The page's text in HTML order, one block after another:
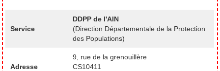
Service
DDPP de l'AIN
(Direction Départementale de la Protection
des Populations)
Adresse
9, rue de la grenouillère
CS10411